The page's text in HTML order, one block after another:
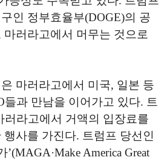
인 정부효율부(DOGE)의 공
러라고에서 머무는 것으로
마러라고에서 미국, 일본 등
들과 만남을 이어가고 있다. 트
러라고에서 거액의 입장료를
사를 가진다. 트럼프 당선인
America Great